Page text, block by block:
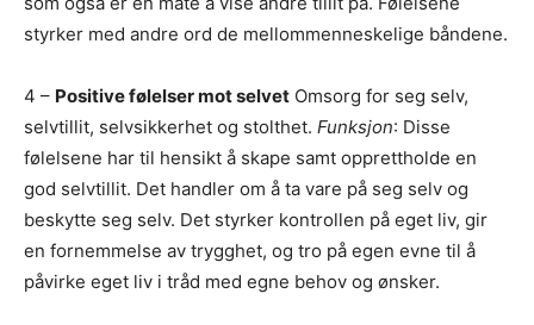
styrker med andre ord de mellommenneskelige båndene.
4 – Positive følelser mot selvet Omsorg for seg selv,
selvtillit, selvsikkerhet og stolthet. Funksjon: Disse
følelsene har til hensikt å skape samt opprettholde en
god selvtillit. Det handler om å ta vare på seg selv og
beskytte seg selv. Det styrker kontrollen på eget liv, gir
en fornemmelse av trygghet, og tro på egen evne til å
påvirke eget liv i tråd med egne behov og ønsker.